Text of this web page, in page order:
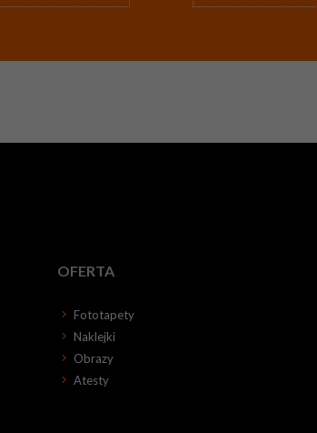
OFERTA
Fototapety
Naklejki
Obrazy
Atesty